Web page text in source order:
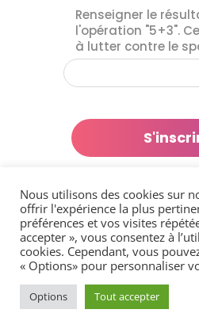
Renseigner le
l'opération "5+3".
à lutter contre le
Site réalisé par CF2D
légales|Politique de
Nous utilisons des cookies sur
offrir l'expérience la plus
préférences et vos visites
accepter », vous consentez à
cookies. Cependant, vous
« Options» pour personnaliser
Options Tout accepter